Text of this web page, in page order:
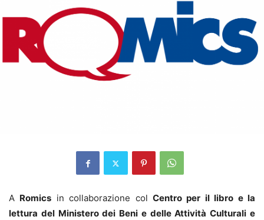
A Romics in collaborazione colCentro per il libro e la
lettura del Ministero dei Beni e delle Attività Culturali e